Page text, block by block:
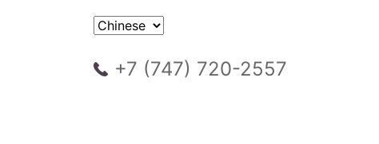
+7 (747) 720-2557